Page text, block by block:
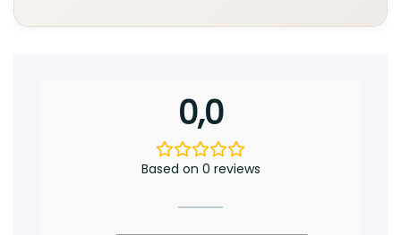
0,0
Based on 0 reviews